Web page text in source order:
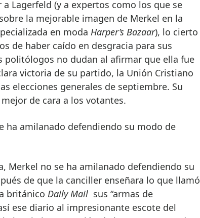
Lagerfeld (y a expertos como los que se
la mejorable imagen de Merkel en la
en moda Harper’s Bazaar), lo cierto
de haber caído en desgracia para sus
politólogos no dudan al afirmar que ella fue
victoria de su partido, la Unión Cristiano
elecciones generales de septiembre. Su
de cara a los votantes.
ha amilanado defendiendo su modo de
Merkel no se ha amilanado defendiendo su
de que la canciller enseñara lo que llamó
británico Daily Mail sus “armas de
ese diario al impresionante escote del